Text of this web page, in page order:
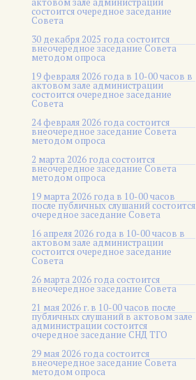
состоится очередное заседание
Совета
30 декабря 2025 года состоится
внеочередное заседание Совета
методом опроса
19 февраля 2026 года в 10-00 часов в
актовом зале администрации
состоится очередное заседание
Совета
24 февраля 2026 года состоится
внеочередное заседание Совета
методом опроса
2 марта 2026 года состоится
внеочередное заседание Совета
методом опроса
19 марта 2026 года в 10-00 часов
после публичных слушаний состоится
очередное заседание Совета
16 апреля 2026 года в 10-00 часов в
актовом зале администрации
состоится очередное заседание
Совета
26 марта 2026 года состоится
внеочередное заседание Совета
21 мая 2026 г. в 10-00 часов после
публичных слушаний в актовом зале
администрации состоится
очередное заседание СНД ТГО
29 мая 2026 года состоится
внеочередное заседание Совета
методом опроса